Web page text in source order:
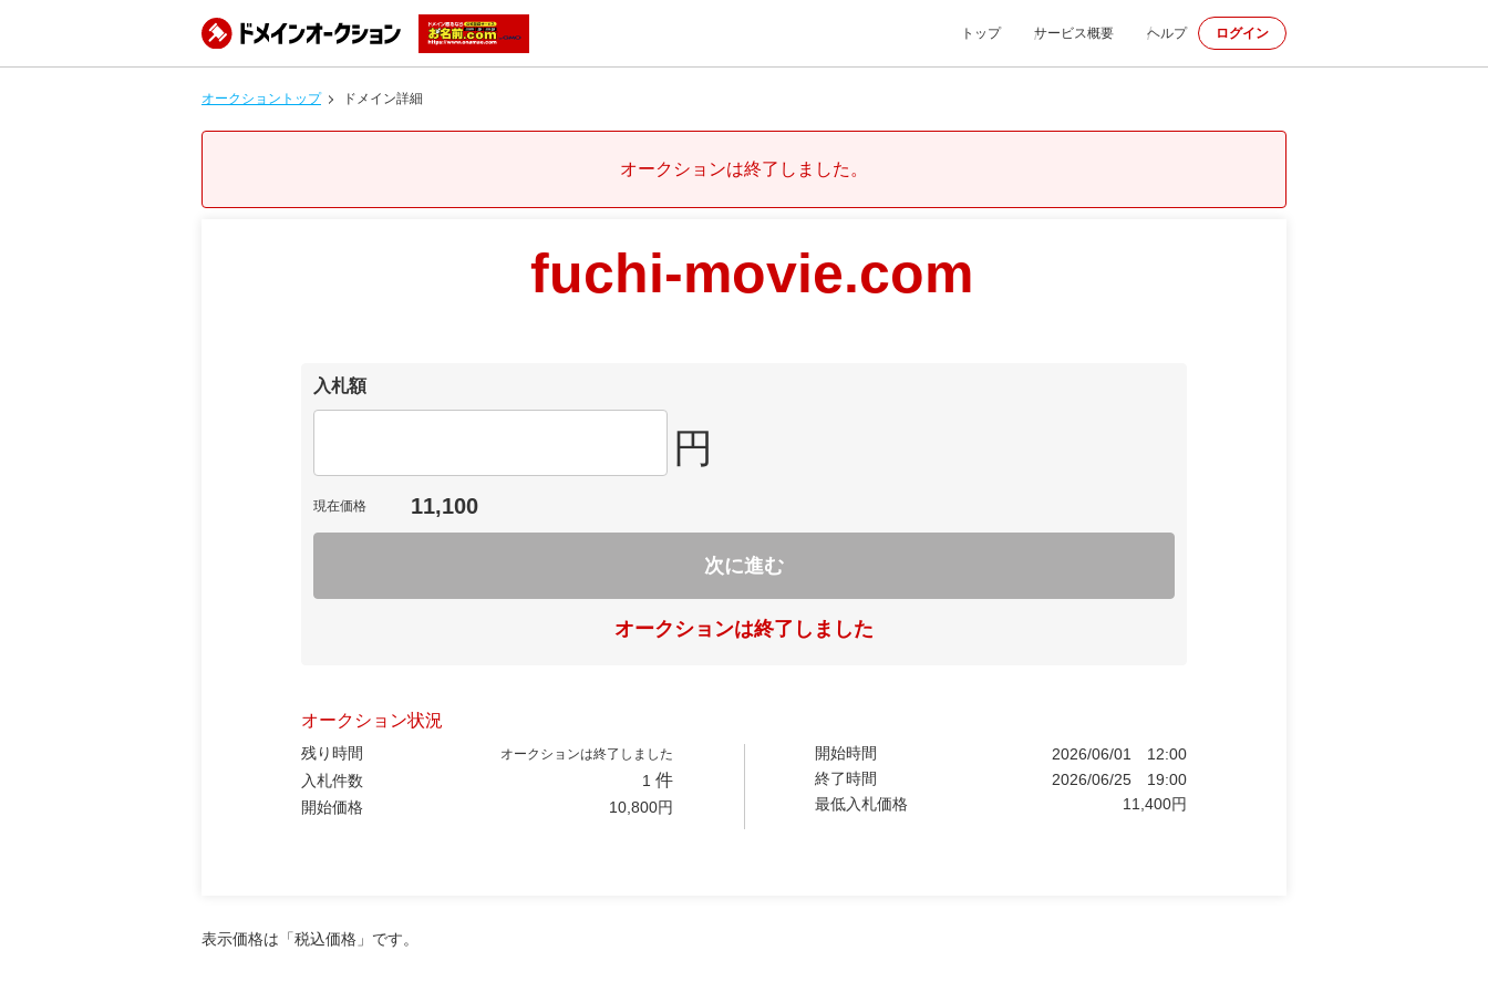
トップ サービス概要 ヘルプ ログイン
オークショントップ ドメイン詳細
オークションは終了しました。
fuchi-movie.com
入札額
円
現在価格 11,100
次に進む
オークションは終了しました
オークション状況
残り時間 オークションは終了しました
入札件数 1 件
開始価格 10,800円
開始時間 2026/06/01
12:00
終了時間
2026/06/25
19:00
最低入札価格
11,400円
表示価格は「税込価格」です。